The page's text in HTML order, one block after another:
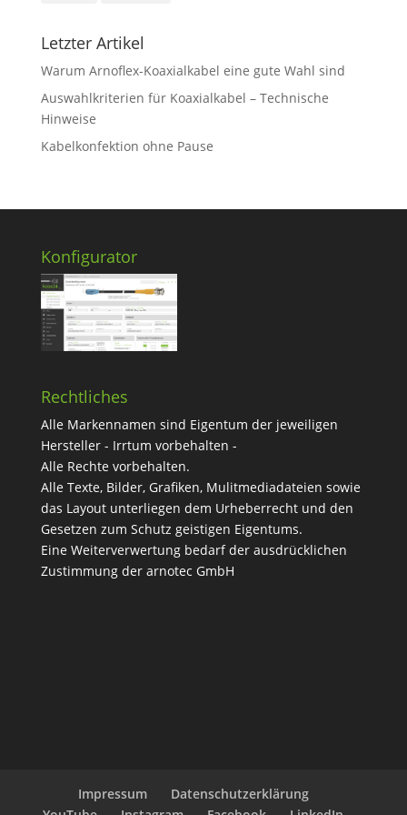
Letzter Artikel
Warum Arnoflex-Koaxialkabel eine gute Wahl sind
Auswahlkriterien für Koaxialkabel – Technische
Hinweise
Kabelkonfektion ohne Pause
Konfigurator
Rechtliches
Alle Markennamen sind Eigentum der jeweiligen
Hersteller - Irrtum vorbehalten -
Alle Rechte vorbehalten.
Alle Texte, Bilder, Grafiken, Mulitmediadateien sowie
das Layout unterliegen dem Urheberrecht und den
Gesetzen zum Schutz geistigen Eigentums.
Eine Weiterverwertung bedarf der ausdrücklichen
Zustimmung der arnotec GmbH
Impressum
Datenschutzerklärung